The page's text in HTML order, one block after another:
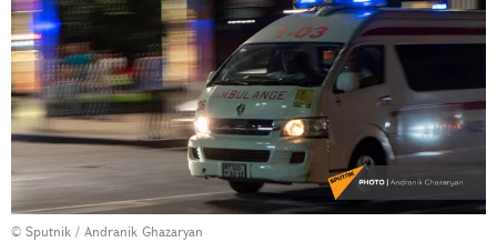
© Sputnik / Andranik Ghazaryan